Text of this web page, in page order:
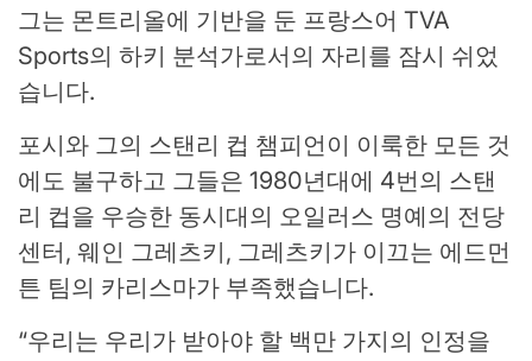
그는 몬트리올에 기반을 둔 프랑스어 TVA
Sports의 하키 분석가로서의 자리를 잠시 쉬었
습니다.
포시와 그의 스탠리 컵 챔피언이 이룩한 모든 것
에도 불구하고 그들은 1980년대에 4번의 스탠
리 컵을 우승한 동시대의 오일러스 명예의 전당
센터, 웨인 그레츠키, 그레츠키가 이끄는 에드먼
튼 팀의 카리스마가 부족했습니다.
“우리는 우리가 받아야 할 백만 가지의 인정을